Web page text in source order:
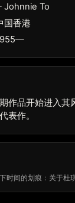
Johnnie To
国香港
作品开始进入其
表作。
时间的划痕：关于杜